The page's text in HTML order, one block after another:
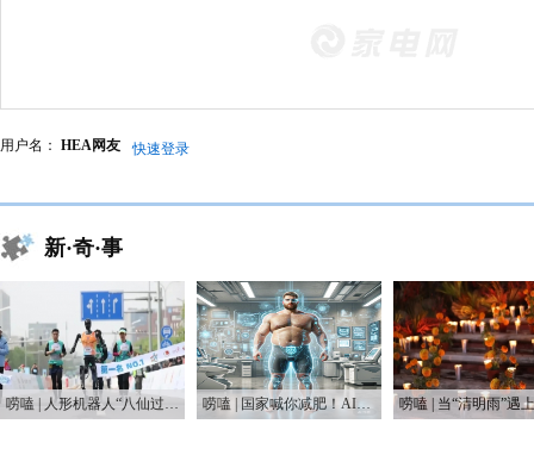
用户名： HEA网友 快速登录
新·奇·事
唠嗑 | 国家喊你减肥！AI教练真能让你躺瘦？